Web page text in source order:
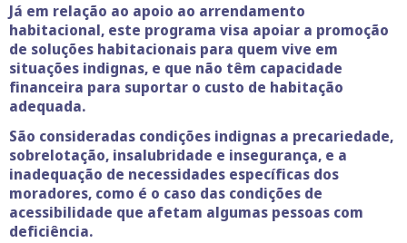
Já em relação ao apoio ao arrendamento
habitacional, este programa visa apoiar a promoção
de soluções habitacionais para quem vive em
situações indignas, e que não têm capacidade
financeira para suportar o custo de habitação
adequada.
São consideradas condições indignas a precariedade,
sobrelotação, insalubridade e insegurança, e a
inadequação de necessidades específicas dos
moradores, como é o caso das condições de
acessibilidade que afetam algumas pessoas com
deficiência.